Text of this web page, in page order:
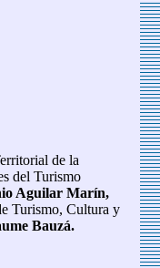
de la
del Turismo
Aguilar Marín,
Turismo, Cultura y
Bauzá.